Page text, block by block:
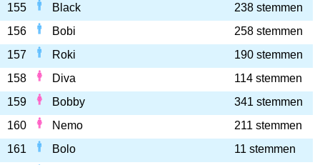
155
Black
238 stemmen
156
Bobi
258 stemmen
157
Roki
190 stemmen
158
Diva
114 stemmen
159
Bobby
341 stemmen
160
Nemo
211 stemmen
161
Bolo
11 stemmen